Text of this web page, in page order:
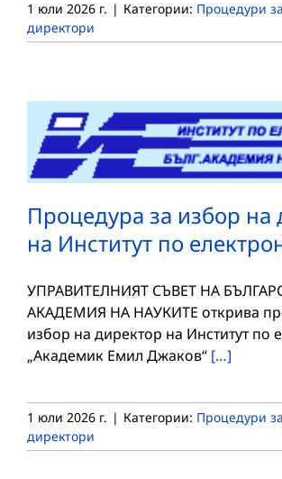
1 юли 2026 г. | Категории: Процедури
директори
Процедура за избор на
на Институт по
УПРАВИТЕЛНИЯТ СЪВЕТ НА
АКАДЕМИЯ НА НАУКИТЕ открива
избор на директор на Институт по
„Академик Емил Джаков“ […]
1 юли 2026 г. | Категории: Процедури
директори